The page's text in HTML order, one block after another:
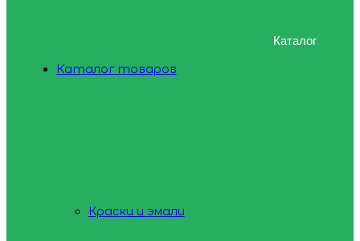
Каталог
Каталог товаров
Краски и эмали